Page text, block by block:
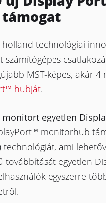
holland technológiai
számítógépes
MST-képes, akár
hubját.
monitort egyetlen
monitorhub
technológiát, ami
továbbítását egyetlen
egyszerre